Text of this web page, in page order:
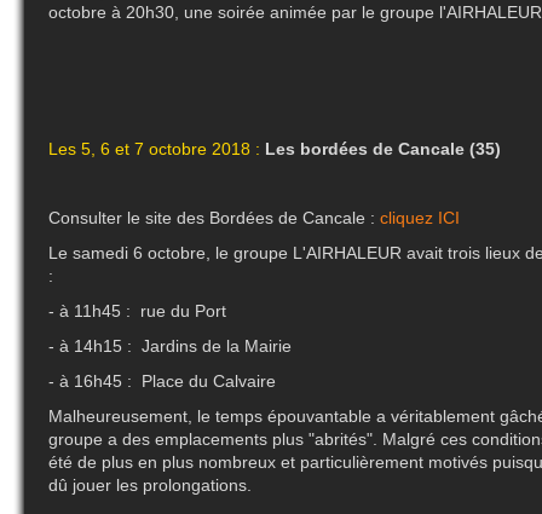
octobre à 20h30, une soirée animée par le groupe
Les 5, 6 et 7 octobre 2018 : Les bordées de Cancale (35)
Consulter le site des Bordées de Cancale : cliquez ICI
Le samedi 6 octobre, le groupe L'AIRHALEUR avait trois lieux
:
- à 11h45 : rue du Port
- à 14h15 : Jardins de la Mairie
- à 16h45 : Place du Calvaire
Malheureusement, le temps épouvantable a véritablement
groupe a des emplacements plus "abrités". Malgré ces
été de plus en plus nombreux et particulièrement motivés
dû jouer les prolongations.